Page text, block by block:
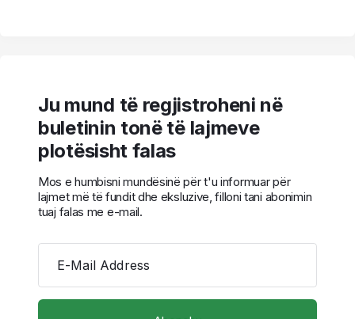
Ju mund të regjistroheni në
buletinin tonë të lajmeve
plotësisht falas
Mos e humbisni mundësinë për t'u informuar për
lajmet më të fundit dhe eksluzive, filloni tani abonimin
tuaj falas me e-mail.
E-Mail Address